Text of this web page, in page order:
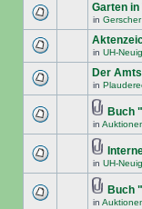
Garten
in
in UH-
Der
in
Buch
in
in UH-
Buch
in